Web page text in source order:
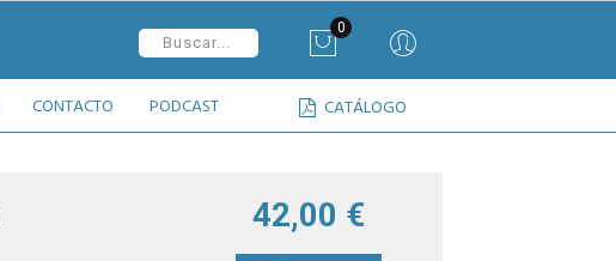
0
CATÁLOGO
CONTACTO PODCAST
42,00 €